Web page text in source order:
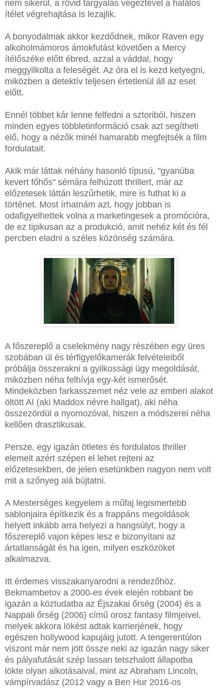
nem sikerül, a rövid tárgyalás végeztével a halálos
ítélet végrehajtása is lezajlik.
A bonyodalmak akkor kezdődnek, mikor Raven egy
alkoholmámoros ámokfutást követően a Mercy
ítélőszéke előtt ébred, azzal a váddal, hogy
meggyilkolta a feleségét. Az óra el is kezd ketyegni,
miközben a detektív teljesen értetlenül áll az eset
előtt.
Ennél többet kár lenne felfedni a sztoriból, hiszen
minden egyes többletinformáció csak azt segítheti
elő, hogy a nézők minél hamarabb megfejtsék a film
fordulatait.
Akik már láttak néhány hasonló típusú, "gyanúba
kevert főhős" sémára felhúzott thrillert, már az
előzetesek láttán leszűrhetik, mire is futhat ki a
történet. Most írhatnám azt, hogy jobban is
odafigyelhettek volna a marketingesek a promócióra,
de ez tipikusan az a produkció, amit nehéz két és fél
percben eladni a széles közönség számára.
A főszereplő a cselekmény nagy részében egy üres
szobában ül és térfigyelőkamerák felvételeiből
próbálja összerakni a gyilkossági ügy megoldását,
miközben néha felhívja egy-két ismerősét.
Mindeközben farkasszemet néz vele az emberi alakot
öltött AI (aki Maddox névre hallgat), aki néha
összezördül a nyomozóval, hiszen a módszerei néha
kellően drasztikusak.
Persze, egy igazán ötletes és fordulatos thriller
elemeit azért szépen el lehet rejteni az
előzetesekben, de jelen esetünkben nagyon nem volt
mit a szőnyeg alá bújtatni.
A Mesterséges kegyelem a műfaj legismertebb
sablonjaira építkezik és a frappáns megoldások
helyett inkább arra helyezi a hangsúlyt, hogy a
főszereplő vajon képes lesz e bizonyítani az
ártatlanságát és ha igen, milyen eszközöket
alkalmazva.
Itt érdemes visszakanyarodni a rendezőhöz.
Bekmambetov a 2000-es évek elején robbant be
igazán a köztudatba az Éjszakai őrség (2004) és a
Nappali őrség (2006) című orosz fantasy filmjeivel,
melyek akkora lökést adtak karrierjének, hogy
egészen hollywood kapujáig jutott. A tengerentúlon
viszont már nem jött össze neki az igazán nagy siker
és pályafutását szép lassan tetszhalott állapotba
lökte olyan alkotásaival, mint az Abraham Lincoln,
vámpírvadász (2012 vagy a Ben Hur 2016-os